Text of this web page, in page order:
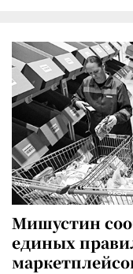
Мишустин
единых